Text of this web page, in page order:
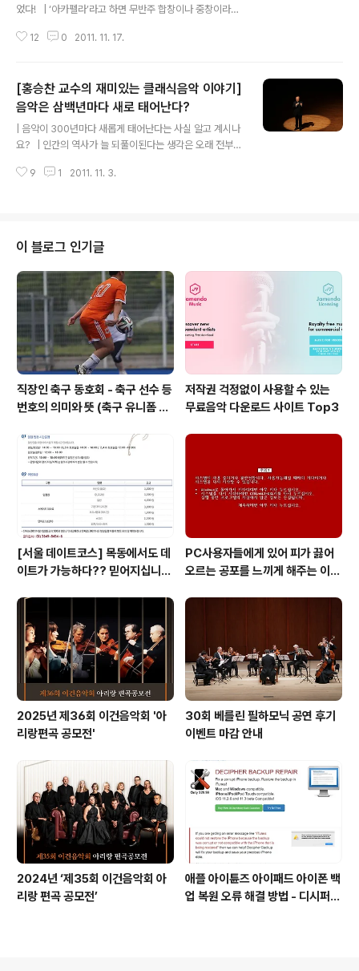
었다! | ‘아카펠라’라고 하면 무반주 합창이나 중창이라는
사전에서 찾아보면 원래는 ‘아 카펠라 a capella', 즉 ’교회
어 있을 것입니다. 그렇다면 이 말이 처음에는 ‘교회에 맞
게’라는 뜻이었다가 ‘무반주 합창이나 중창’으로 바뀐 까닭
이 무엇일까요? 결론부터 말하자면 아주 먼 옛날에는 교회
에서 노래를 불러 신을 찬양하려면 반주가 없어야 한다고
생각을 했고, 실제로 또 오랫동안 그렇게 해왔기 때문입니
다. 그래서 지금은 교회음악이 아니더라도 무반주로 부르
12 0 2011. 11. 17.
[홍승찬 교수의 재미있는 클래식음악 이야기]
음악은 삼백년마다 새로 태어난다?
| 음악이 300년마다 새롭게 태어난다는 사실 알고 계시나
요? | 인간의 역사가 늘 되풀이된다는 생각은 오래 전부터
삶도 부침을 거듭하기 마련이라는 것이지요. 드물지만 그
시시대로 거슬러 올라가야겠지만 기록으로 남은 음악의 역
사는 그리 오래되지 않았습니다. 왜냐면 보편적인 역사라
는 것이 문자 기록이 있고난 다음부터인 것과 마찬가지로
음악의 역사를 제대로 언급하자면 음악의 기록, 즉 악보가
남아서 그것을 지금에 와서 고스란히 되살릴 수 있어야 가
능하기 때문입니다. 보통 서양음악의 역사..
9 1 2011. 11. 3.
이 블로그 인기글
직장인 축구 동호회 - 축구 선수 등
번호의 의미와 뜻 (축구 유니폼 번
저작권 걱정없이 사용할 수 있는
무료음악 다운로드 사이트 Top3
[서울 데이트코스] 목동에서도 데
이트가 가능하다?? 믿어지십니
PC사용자들에게 있어 피가 끓어
오르는 공포를 느끼게 해주는 이
드 스크린이 있다는 사실!! 알고 계
2025년 제36회 이건음악회 '아
리랑편곡 공모전'
30회 베를린 필하모닉 공연 후기
이벤트 마감 안내
2024년 ‘제35회 이건음악회 아
리랑 편곡 공모전’
애플 아이튠즈 아이패드 아이폰 백
업 복원 오류 해결 방법 - 디시퍼